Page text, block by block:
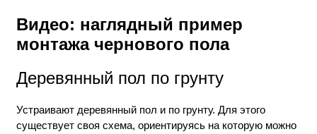
Видео: наглядный пример
монтажа чернового пола
Деревянный пол по грунту
Устраивают деревянный пол и по грунту. Для этого
существует своя схема, ориентируясь на которую можно